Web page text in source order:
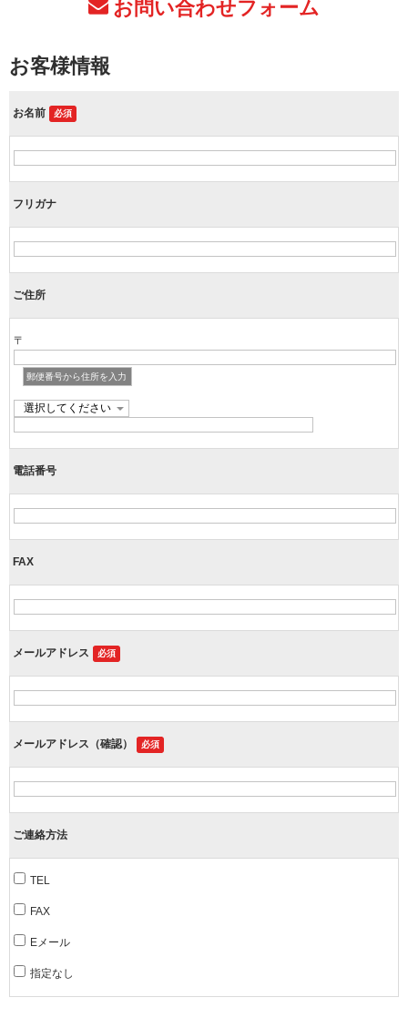
お問い合わせフォーム
お客様情報
お名前 必須
フリガナ
ご住所
〒
郵便番号から住所を入力
電話番号
FAX
メールアドレス 必須
メールアドレス（確認） 必須
ご連絡方法
TEL
FAX
Eメール
指定なし